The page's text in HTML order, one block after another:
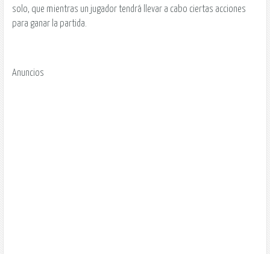
solo, que mientras un jugador tendrá llevar a cabo ciertas acciones
para ganar la partida.
Anuncios